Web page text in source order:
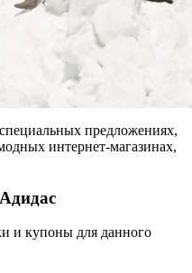
предложениях,
интернет-магазинах,
и купоны для данного